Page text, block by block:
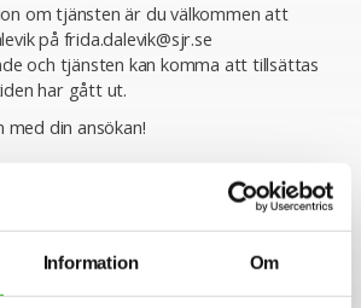
Information Om
om tjänsten är du välkommen att
på frida.dalevik@sjr.se
och tjänsten kan komma att tillsättas
har gått ut.
med din ansökan!
hos SJR innebär att du blir en del
med kompetens att ge dig
att utvecklas både inom din
personligt plan. Du får tillgång till vårt